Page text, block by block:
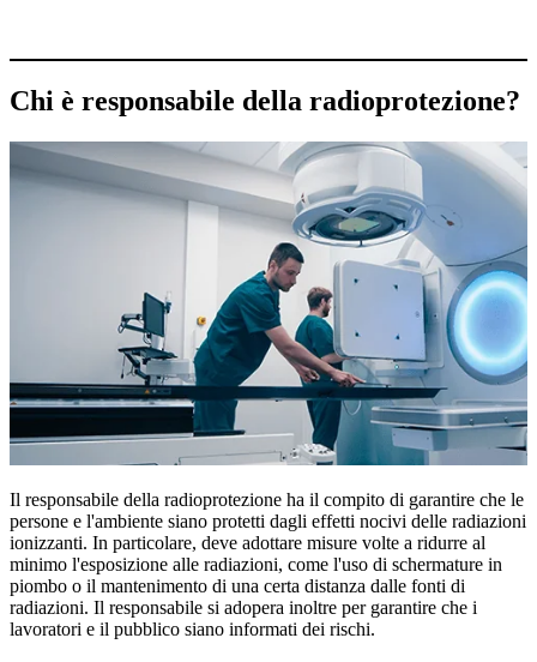
Chi è responsabile della radioprotezione?
Il responsabile della radioprotezione ha il compito di garantire che le
persone e l'ambiente siano protetti dagli effetti nocivi delle radiazioni
ionizzanti. In particolare, deve adottare misure volte a ridurre al
minimo l'esposizione alle radiazioni, come l'uso di schermature in
piombo o il mantenimento di una certa distanza dalle fonti di
radiazioni. Il responsabile si adopera inoltre per garantire che i
lavoratori e il pubblico siano informati dei rischi.